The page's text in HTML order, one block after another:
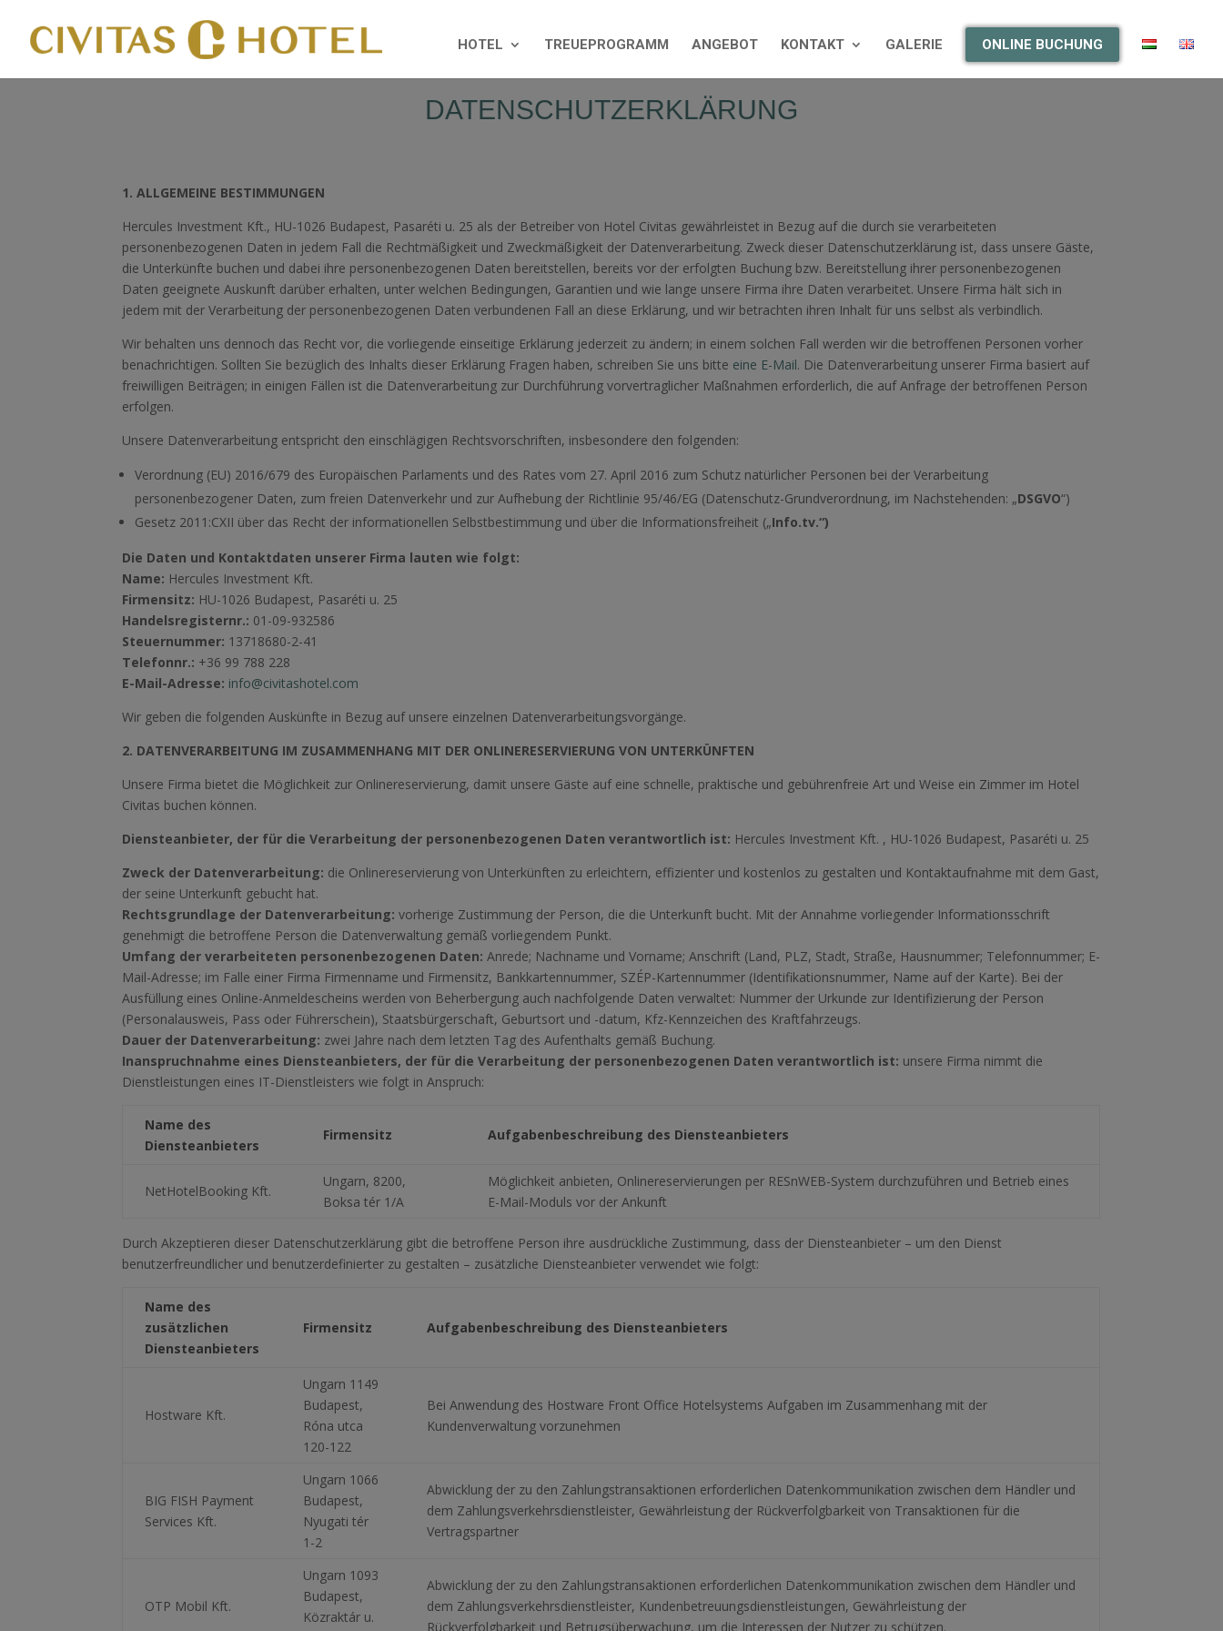
HOTEL TREUEPROGRAMM ANGEBOT KONTAKT GALERIE ONLINE BUCHUNG
DATENSCHUTZERKLÄRUNG
1. ALLGEMEINE BESTIMMUNGEN
Hercules Investment Kft., HU-1026 Budapest, Pasaréti u. 25 als der Betreiber von Hotel Civitas gewährleistet in Bezug auf die durch sie verarbeiteten
personenbezogenen Daten in jedem Fall die Rechtmäßigkeit und Zweckmäßigkeit der Datenverarbeitung. Zweck dieser Datenschutzerklärung ist, dass unsere Gäste,
die Unterkünfte buchen und dabei ihre personenbezogenen Daten bereitstellen, bereits vor der erfolgten Buchung bzw. Bereitstellung ihrer personenbezogenen
Daten geeignete Auskunft darüber erhalten, unter welchen Bedingungen, Garantien und wie lange unsere Firma ihre Daten verarbeitet. Unsere Firma hält sich in
jedem mit der Verarbeitung der personenbezogenen Daten verbundenen Fall an diese Erklärung, und wir betrachten ihren Inhalt für uns selbst als verbindlich.
Wir behalten uns dennoch das Recht vor, die vorliegende einseitige Erklärung jederzeit zu ändern; in einem solchen Fall werden wir die betroffenen Personen vorher
benachrichtigen. Sollten Sie bezüglich des Inhalts dieser Erklärung Fragen haben, schreiben Sie uns bitte eine E-Mail. Die Datenverarbeitung unserer Firma basiert auf
freiwilligen Beiträgen; in einigen Fällen ist die Datenverarbeitung zur Durchführung vorvertraglicher Maßnahmen erforderlich, die auf Anfrage der betroffenen Person
erfolgen.
Unsere Datenverarbeitung entspricht den einschlägigen Rechtsvorschriften, insbesondere den folgenden:
Verordnung (EU) 2016/679 des Europäischen Parlaments und des Rates vom 27. April 2016 zum Schutz natürlicher Personen bei der Verarbeitung
personenbezogener Daten, zum freien Datenverkehr und zur Aufhebung der Richtlinie 95/46/EG (Datenschutz-Grundverordnung, im Nachstehenden: „DSGVO“)
Gesetz 2011:CXII über das Recht der informationellen Selbstbestimmung und über die Informationsfreiheit („Info.tv.“)
Die Daten und Kontaktdaten unserer Firma lauten wie folgt:
Name: Hercules Investment Kft.
Firmensitz: HU-1026 Budapest, Pasaréti u. 25
Handelsregisternr.: 01-09-932586
Steuernummer: 13718680-2-41
Telefonnr.: +36 99 788 228
E-Mail-Adresse: info@civitashotel.com
Wir geben die folgenden Auskünfte in Bezug auf unsere einzelnen Datenverarbeitungsvorgänge.
2. DATENVERARBEITUNG IM ZUSAMMENHANG MIT DER ONLINERESERVIERUNG VON UNTERKÜNFTEN
Unsere Firma bietet die Möglichkeit zur Onlinereservierung, damit unsere Gäste auf eine schnelle, praktische und gebührenfreie Art und Weise ein Zimmer im Hotel
Civitas buchen können.
Diensteanbieter, der für die Verarbeitung der personenbezogenen Daten verantwortlich ist: Hercules Investment Kft. , HU-1026 Budapest, Pasaréti u. 25
Zweck der Datenverarbeitung: die Onlinereservierung von Unterkünften zu erleichtern, effizienter und kostenlos zu gestalten und Kontaktaufnahme mit dem Gast,
der seine Unterkunft gebucht hat.
Rechtsgrundlage der Datenverarbeitung: vorherige Zustimmung der Person, die die Unterkunft bucht. Mit der Annahme vorliegender Informationsschrift
genehmigt die betroffene Person die Datenverwaltung gemäß vorliegendem Punkt.
Umfang der verarbeiteten personenbezogenen Daten: Anrede; Nachname und Vorname; Anschrift (Land, PLZ, Stadt, Straße, Hausnummer; Telefonnummer; E-
Mail-Adresse; im Falle einer Firma Firmenname und Firmensitz, Bankkartennummer, SZÉP-Kartennummer (Identifikationsnummer, Name auf der Karte). Bei der
Ausfüllung eines Online-Anmeldescheins werden von Beherbergung auch nachfolgende Daten verwaltet: Nummer der Urkunde zur Identifizierung der Person
(Personalausweis, Pass oder Führerschein), Staatsbürgerschaft, Geburtsort und -datum, Kfz-Kennzeichen des Kraftfahrzeugs.
Dauer der Datenverarbeitung: zwei Jahre nach dem letzten Tag des Aufenthalts gemäß Buchung.
Inanspruchnahme eines Diensteanbieters, der für die Verarbeitung der personenbezogenen Daten verantwortlich ist: unsere Firma nimmt die
Dienstleistungen eines IT-Dienstleisters wie folgt in Anspruch:
Name des
Diensteanbieters
Firmensitz Aufgabenbeschreibung des Diensteanbieters
NetHotelBooking Kft.
Ungarn, 8200,
Boksa tér 1/A
Möglichkeit anbieten, Onlinereservierungen per RESnWEB-System durchzuführen und Betrieb eines
E-Mail-Moduls vor der Ankunft
Durch Akzeptieren dieser Datenschutzerklärung gibt die betroffene Person ihre ausdrückliche Zustimmung, dass der Diensteanbieter – um den Dienst
benutzerfreundlicher und benutzerdefinierter zu gestalten – zusätzliche Diensteanbieter verwendet wie folgt:
Name des
zusätzlichen
Diensteanbieters
Firmensitz Aufgabenbeschreibung des Diensteanbieters
Hostware Kft.
Ungarn 1149
Budapest,
Róna utca
120-122
Bei Anwendung des Hostware Front Office Hotelsystems Aufgaben im Zusammenhang mit der
Kundenverwaltung vorzunehmen
BIG FISH Payment
Services Kft.
Ungarn 1066
Budapest,
Nyugati tér
1-2
Abwicklung der zu den Zahlungstransaktionen erforderlichen Datenkommunikation zwischen dem Händler und
dem Zahlungsverkehrsdienstleister, Gewährleistung der Rückverfolgbarkeit von Transaktionen für die
Vertragspartner
OTP Mobil Kft.
Ungarn 1093
Budapest,
Közraktár u.
Abwicklung der zu den Zahlungstransaktionen erforderlichen Datenkommunikation zwischen dem Händler und
dem Zahlungsverkehrsdienstleister, Kundenbetreuungsdienstleistungen, Gewährleistung der
Rückverfolgbarkeit und Betrugsüberwachung, um die Interessen der Nutzer zu schützen.